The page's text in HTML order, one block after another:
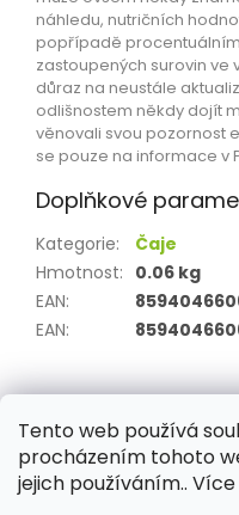
Tento web používá
procházením tohoto
jejich používáním..
náhledu, nutričních
popřípadě
zastoupených surovin ve
důraz na neustále
odlišnostem někdy dojít
věnovali svou pozornost
se pouze na informace v
Doplňkové
Kategorie:
Čaje
Hmotnost: 0.06 kg
EAN:
EAN:
Z
Aktuality Kamenné